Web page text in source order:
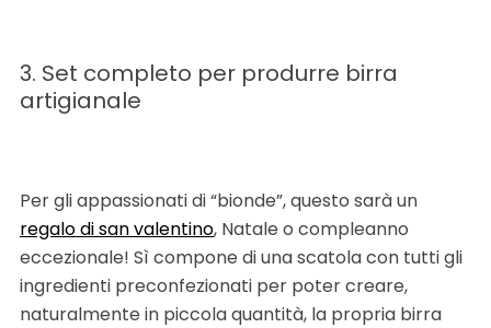
3. Set completo per produrre birra
artigianale
Per gli appassionati di “bionde”, questo sarà un
regalo di san valentino, Natale o compleanno
eccezionale! Sì compone di una scatola con tutti gli
ingredienti preconfezionati per poter creare,
naturalmente in piccola quantità, la propria birra